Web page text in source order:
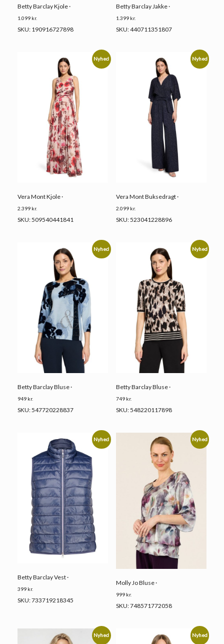
Betty Barclay Kjole ·
1.099 kr.
SKU: 190916727898
Betty Barclay Jakke ·
1.399 kr.
SKU: 440711351807
Nyhed
Vera Mont Kjole ·
2.399 kr.
SKU: 509540441841
Nyhed
Vera Mont Buksedragt ·
2.099 kr.
SKU: 523041228896
Nyhed
Betty Barclay Bluse ·
949 kr.
SKU: 547720228837
Nyhed
Betty Barclay Bluse ·
749 kr.
SKU: 548220117898
Nyhed
Betty Barclay Vest ·
399 kr.
SKU: 733719218345
Nyhed
Molly Jo Bluse ·
999 kr.
SKU: 748571772058
Nyhed Nyhed